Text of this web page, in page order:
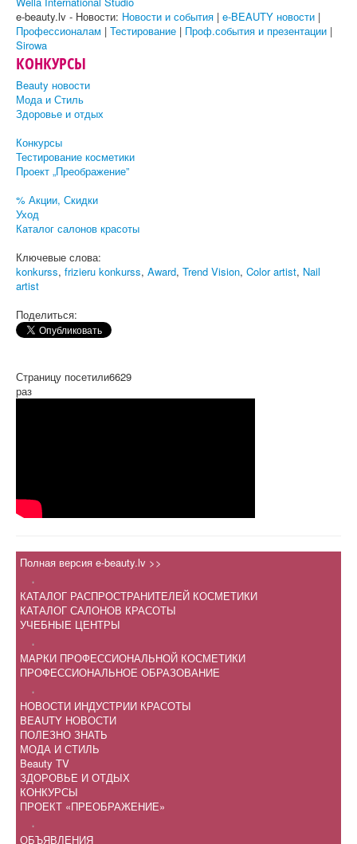
e-beauty.lv - Новости: Новости и события | e-BEAUTY новости |
Профессионалам | Тестирование | Проф.события и презентации |
Sirowa
КОНКУРСЫ
Beauty новости
Мода и Стиль
Здоровье и отдых
Конкурсы
Тестирование косметики
Проект „Преображение”
% Акции, Скидки
Уход
Каталог салонов красоты
Ключевые слова:
konkurss, frizieru konkurss, Award, Trend Vision, Color artist, Nail
artist
Поделиться:
Страницу посетили6629
раз
Полная версия e-beauty.lv >>
.
КАТАЛОГ РАСПРОСТРАНИТЕЛЕЙ КОСМЕТИКИ
КАТАЛОГ САЛОНОВ КРАСОТЫ
УЧЕБНЫЕ ЦЕНТРЫ
.
МАРКИ ПРОФЕССИОНАЛЬНОЙ КОСМЕТИКИ
ПРОФЕССИОНАЛЬНОЕ ОБРАЗОВАНИЕ
.
НОВОСТИ ИНДУСТРИИ КРАСОТЫ
BEAUTY НОВОСТИ
ПОЛЕЗНО ЗНАТЬ
МОДА И СТИЛЬ
Beauty TV
ЗДОРОВЬЕ И ОТДЫХ
КОНКУРСЫ
ПРОЕКТ «ПРЕОБРАЖЕНИЕ»
.
ОБЪЯВЛЕНИЯ